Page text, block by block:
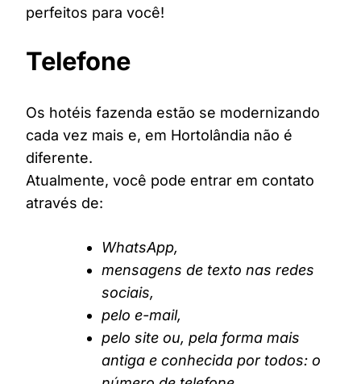
perfeitos para você!
Telefone
Os hotéis fazenda estão se modernizando
cada vez mais e, em Hortolândia não é
diferente.
Atualmente, você pode entrar em contato
através de:
WhatsApp,
mensagens de texto nas redes
sociais,
pelo e-mail,
pelo site ou, pela forma mais
antiga e conhecida por todos: o